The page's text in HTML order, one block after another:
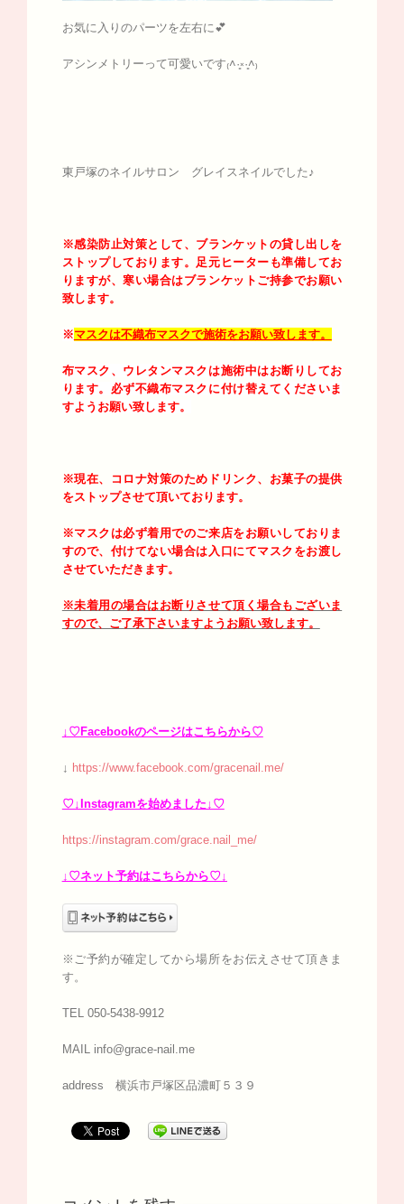
お気に入りのパーツを左右に💕
アシンメトリーって可愛いです₍˄·͈༝·͈˄₎
東戸塚のネイルサロン グレイスネイルでした♪
※感染防止対策として、ブランケットの貸し出しを
ストップしております。足元ヒーターも準備してお
りますが、寒い場合はブランケットご持参でお願い
致します。
※マスクは不織布マスクで施術をお願い致します。
布マスク、ウレタンマスクは施術中はお断りしてお
ります。必ず不織布マスクに付け替えてくださいま
すようお願い致します。
※現在、コロナ対策のためドリンク、お菓子の提供
をストップさせて頂いております。
※マスクは必ず着用でのご来店をお願いしておりま
すので、付けてない場合は入口にてマスクをお渡し
させていただきます。
※未着用の場合はお断りさせて頂く場合もございま
すので、ご了承下さいますようお願い致します。
↓♡Facebookのページはこちらから♡
↓ https://www.facebook.com/gracenail.me/
♡↓Instagramを始めました↓♡
https://instagram.com/grace.nail_me/
↓♡ネット予約はこちらから♡↓
※ご予約が確定してから場所をお伝えさせて頂きま
す。
TEL 050-5438-9912
MAIL info@grace-nail.me
address 横浜市戸塚区品濃町５３９